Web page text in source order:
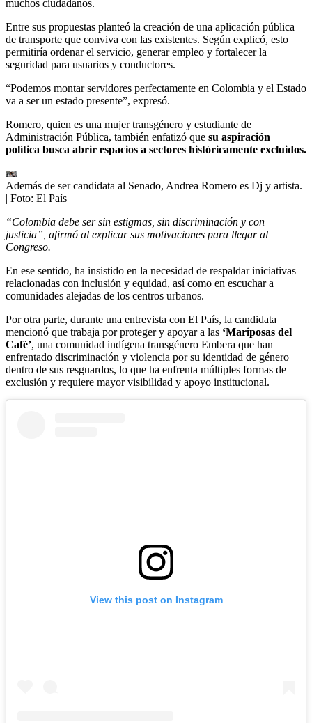
muchos ciudadanos.
Entre sus propuestas planteó la creación de una aplicación pública
de transporte que conviva con las existentes. Según explicó, esto
permitiría ordenar el servicio, generar empleo y fortalecer la
seguridad para usuarios y conductores.
“Podemos montar servidores perfectamente en Colombia y el Estado
va a ser un estado presente”, expresó.
Romero, quien es una mujer transgénero y estudiante de
Administración Pública, también enfatizó que su aspiración
política busca abrir espacios a sectores históricamente excluidos.
Además de ser candidata al Senado, Andrea Romero es Dj y artista.
| Foto: El País
“Colombia debe ser sin estigmas, sin discriminación y con
justicia”, afirmó al explicar sus motivaciones para llegar al
Congreso.
En ese sentido, ha insistido en la necesidad de respaldar iniciativas
relacionadas con inclusión y equidad, así como en escuchar a
comunidades alejadas de los centros urbanos.
Por otra parte, durante una entrevista con El País, la candidata
mencionó que trabaja por proteger y apoyar a las ‘Mariposas del
Café’, una comunidad indígena transgénero Embera que han
enfrentado discriminación y violencia por su identidad de género
dentro de sus resguardos, lo que ha enfrenta múltiples formas de
exclusión y requiere mayor visibilidad y apoyo institucional.
View this post on Instagram